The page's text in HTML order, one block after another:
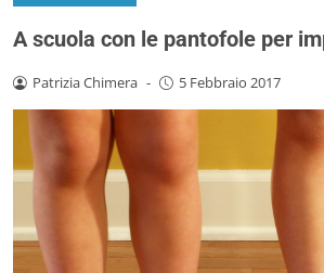
A scuola con le pantofole per
Patrizia Chimera - 5 Febbraio 2017